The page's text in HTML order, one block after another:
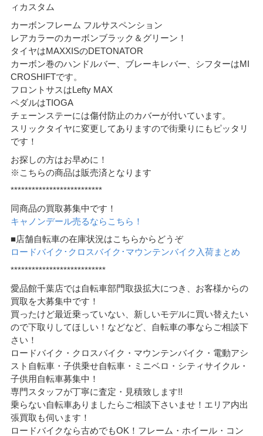
ィカスタム
カーボンフレーム フルサスペンション
レアカラーのカーボンブラック＆グリーン！
タイヤはMAXXISのDETONATOR
カーボン巻のハンドルバー、ブレーキレバー、シフターはMI
CROSHIFTです。
フロントサスはLefty MAX
ペダルはTIOGA
チェーンステーには傷付防止のカバーが付いています。
スリックタイヤに変更してありますので街乗りにもピッタリ
です！
お探しの方はお早めに！
※こちらの商品は販売済となります
**************************
同商品の買取募集中です！
キャノンデール売るならこちら！
■店舗自転車の在庫状況はこちらからどうぞ
ロードバイク･クロスバイク･マウンテンバイク入荷まとめ
***************************
愛品館千葉店では自転車部門取扱拡大につき、お客様からの
買取を大募集中です！
買ったけど最近乗っていない、新しいモデルに買い替えたい
ので下取りしてほしい！などなど、自転車の事ならご相談下
さい！
ロードバイク・クロスバイク・マウンテンバイク・電動アシ
スト自転車・子供乗せ自転車・ミニベロ・シティサイクル・
子供用自転車募集中！
専門スタッフが丁寧に査定・見積致します!!
乗らない自転車ありましたらご相談下さいませ！エリア内出
張買取も伺います！
ロードバイクなら古めでもOK！フレーム・ホイール・コン